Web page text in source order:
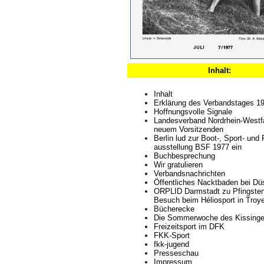
Inhalt:
Inhalt
Erklärung des Verbandstages
Hoffnungsvolle Signale
Landesverband Nordrhein-
neuem Vorsitzenden
Berlin lud zur Boot-, Sport- und
ausstellung BSF 1977 ein
Buchbesprechung
Wir gratulieren
Verbandsnachrichten
Öffentliches Nacktbaden bei
ORPLID Darmstadt zu
Besuch beim Héliosport in
Bücherecke
Die Sommerwoche des
Freizeitsport im DFK
FKK-Sport
fkk-jugend
Presseschau
Impressum